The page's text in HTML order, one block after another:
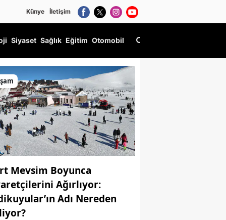
Künye İletişim
Siyaset Sağlık Eğitim Otomobil
Mevsim Boyunca
Ağırlıyor:
Adı Nereden